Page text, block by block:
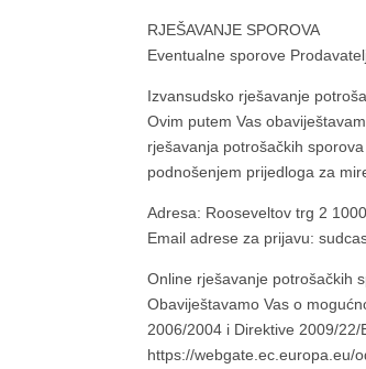
RJEŠAVANJE SPOROVA
Eventualne sporove
Izvansudsko rješavanje
Ovim putem Vas
rješavanja potrošačkih
podnošenjem prijedloga za
Adresa: Rooseveltov trg 2
Email adrese za prijavu:
Online rješavanje potrošačkih
Obaviještavamo Vas o
2006/2004 i Direktive 2009/
https://webgate.ec.europa.eu/